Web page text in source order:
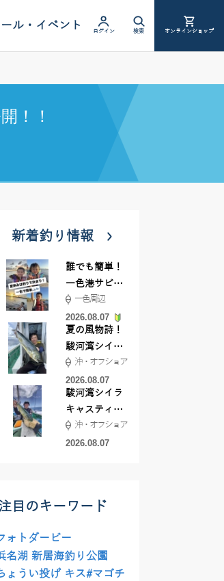
ル・イベント ログイン 検索 オンラインショップ
！！
新着釣り情報
誰でも簡単！
一色港サビキ
＆ちょい投げ
一色周辺
2026.08.07
夏の風物詩！
駿河湾シイラ
キャスティン
グ行ってきま
した！！
沖・オフショア
2026.08.07
駿河湾シイラ
キャスティン
グ行ってきま
した！
沖・オフショア
2026.08.07
目のキーワード
ォトダービー
名湖 新居海釣り公園
ょうい投げ キス#マゴチ